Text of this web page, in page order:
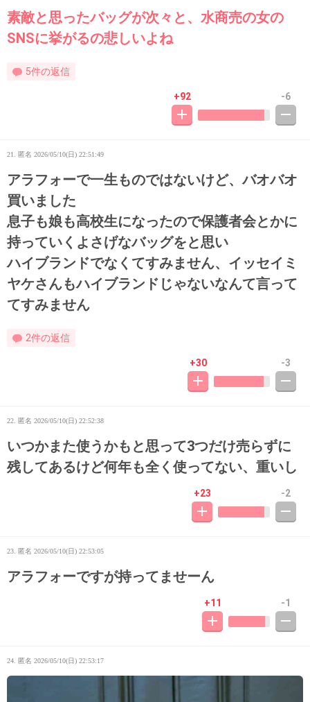
素敵と思ったバッグが次々と、水商売の女の
SNSに挙がるの悲しいよね
5件の返信
+92 -6
21. 匿名 2026/05/10(日) 22:51:49
アラフォーで一生ものではないけど、バオバオ
買いました
息子も娘も高校生になったので保護者会とかに
持っていくよさげなバッグをと思い
ハイブランドでなくてすみません、イッセイミ
ヤケさんもハイブランドじゃないなんて言って
てすみません
2件の返信
+30 -3
22. 匿名 2026/05/10(日) 22:52:38
いつかまた使うかもと思って3つだけ売らずに
残してあるけど何年も全く使ってない、重いし
+23 -2
23. 匿名 2026/05/10(日) 22:53:05
アラフォーですが持ってませーん
+11 -1
24. 匿名 2026/05/10(日) 22:53:17